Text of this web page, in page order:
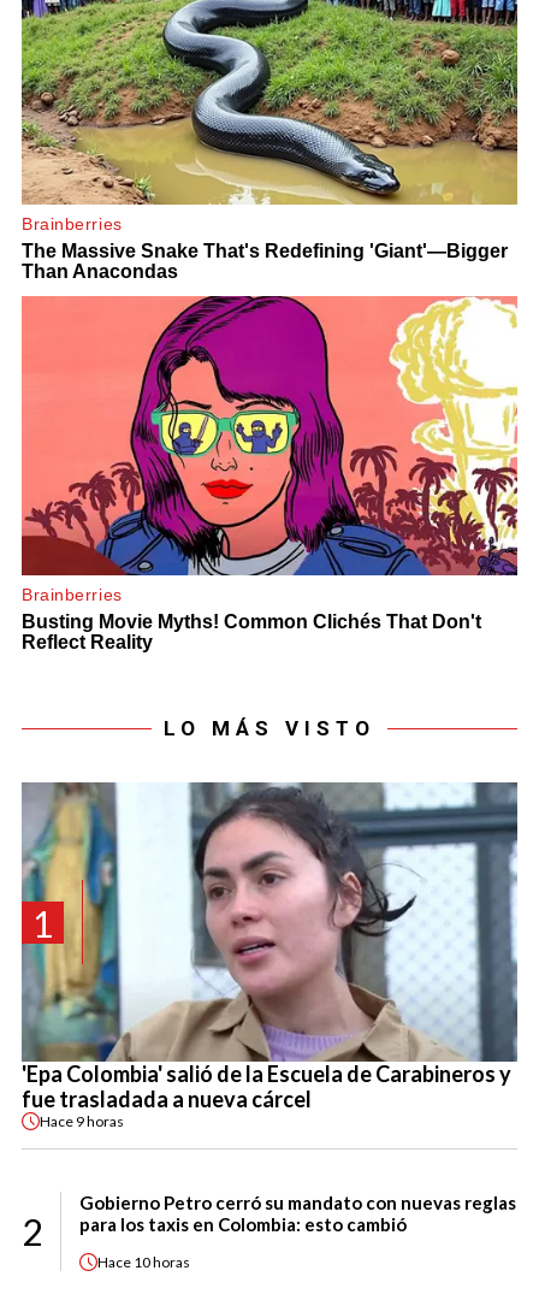
LO MÁS VISTO
1
'Epa Colombia' salió de la Escuela de Carabineros y
fue trasladada a nueva cárcel
Hace 9 horas
2
Gobierno Petro cerró su mandato con nuevas reglas
para los taxis en Colombia: esto cambió
Hace 10 horas